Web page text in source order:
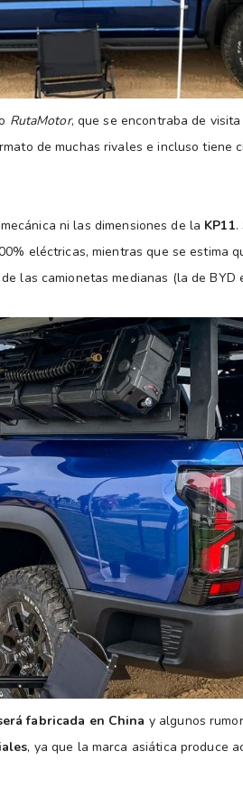
RutaMotor, que se encontraba de
de muchas rivales e incluso tiene
ni las dimensiones de la KP11.
eléctricas, mientras que se estima
las camionetas medianas (la de BYD
fabricada en China y algunos
, ya que la marca asiática produce